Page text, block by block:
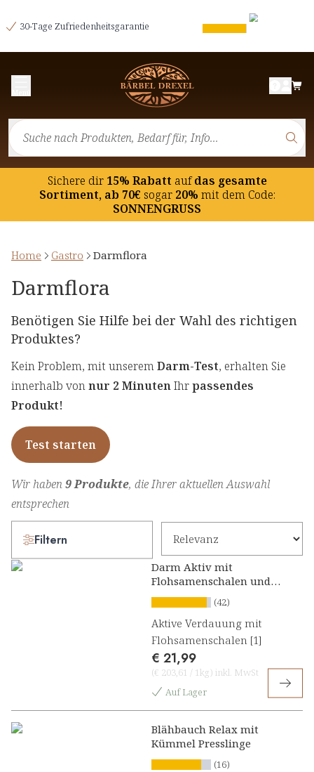
30-Tage Zufriedenheitsgarantie
Sichere dir15% Rabatt aufdas gesamte
Sortiment, ab 70€ sogar20% mit dem Code:
SONNENGRUSS
Home Gastro Darmflora
Darmflora
Benötigen Sie Hilfe bei der Wahl des richtigen
Produktes?
Kein Problem, mit unseremDarm-Test, erhalten Sie
innerhalb vonnur 2 MinutenIhrpassendes
Produkt!
Test starten
Wir haben9 Produkte, die Ihrer aktuellen Auswahl
entsprechen
Filtern
Darm Aktiv mit
Flohsamenschalen und
Calcium Presslinge
(42)
Aktive Verdauung mit
Flohsamenschalen [1]
€ 21,99
(€ 203,61 / 1kg) inkl. MwSt
Auf Lager
Blähbauch Relax mit
Kümmel Presslinge
(16)